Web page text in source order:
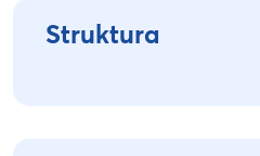
Struktura